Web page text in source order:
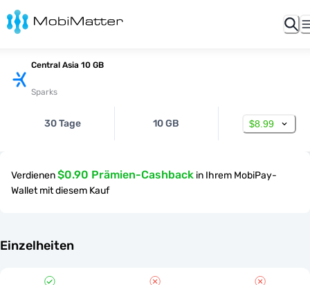
Central Asia 10 GB
Sparks
30 Tage 10 GB $8.99
Verdienen$0.90 Prämien-Cashback in Ihrem MobiPay-
Wallet mit diesem Kauf
Einzelheiten